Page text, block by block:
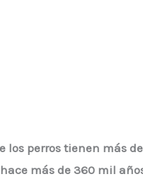
perros tienen más
más de 360 mil